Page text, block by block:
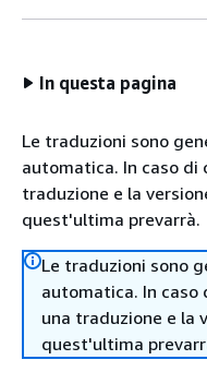
In questa pagina
Le traduzioni sono
automatica. In caso
traduzione e la
quest'ultima prevarrà.
Le traduzioni sono
automatica. In
una traduzione e la
quest'ultima